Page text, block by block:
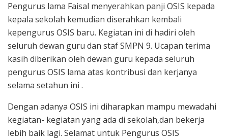
Pengurus lama Faisal menyerahkan panji OSIS kepada
kepala sekolah kemudian diserahkan kembali
kepengurus OSIS baru. Kegiatan ini di hadiri oleh
seluruh dewan guru dan staf SMPN 9. Ucapan terima
kasih diberikan oleh dewan guru kepada seluruh
pengurus OSIS lama atas kontribusi dan kerjanya
selama setahun ini .
Dengan adanya OSIS ini diharapkan mampu mewadahi
kegiatan- kegiatan yang ada di sekolah,dan bekerja
lebih baik lagi. Selamat untuk Pengurus OSIS